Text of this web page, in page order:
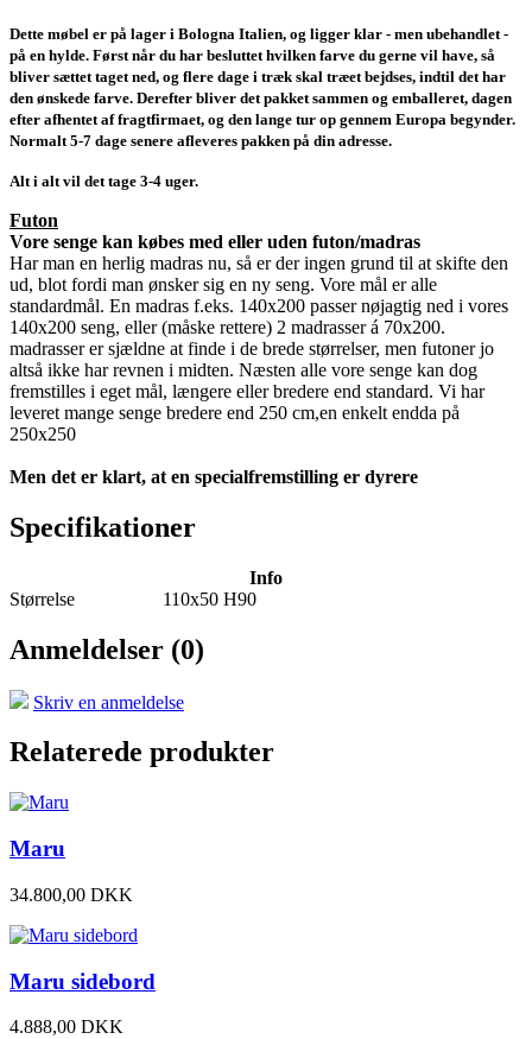
Dette møbel er på lager i Bologna Italien, og ligger klar - men ubehandlet -
på en hylde. Først når du har besluttet hvilken farve du gerne vil have, så
bliver sættet taget ned, og flere dage i træk skal træet bejdses, indtil det har
den ønskede farve. Derefter bliver det pakket sammen og emballeret, dagen
efter afhentet af fragtfirmaet, og den lange tur op gennem Europa begynder.
Normalt 5-7 dage senere afleveres pakken på din adresse.
Alt i alt vil det tage 3-4 uger.
Futon
Vore senge kan købes med eller uden futon/madras
Har man en herlig madras nu, så er der ingen grund til at skifte den
ud, blot fordi man ønsker sig en ny seng. Vore mål er alle
standardmål. En madras f.eks. 140x200 passer nøjagtig ned i vores
140x200 seng, eller (måske rettere) 2 madrasser á 70x200.
madrasser er sjældne at finde i de brede størrelser, men futoner jo
altså ikke har revnen i midten. Næsten alle vore senge kan dog
fremstilles i eget mål, længere eller bredere end standard. Vi har
leveret mange senge bredere end 250 cm,en enkelt endda på
250x250
Men det er klart, at en specialfremstilling er dyrere
Specifikationer
Info
Størrelse
110x50 H90
Anmeldelser (0)
e-mailSkriv en anmeldelse
Relaterede produkter
Maru
34.800,00 DKK
Maru sidebord
4.888,00 DKK